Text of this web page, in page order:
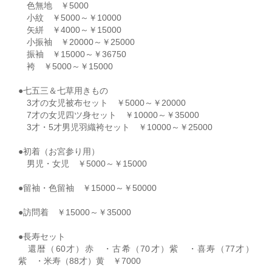
色無地 ￥5000
小紋 ￥5000～￥10000
矢絣 ￥4000～￥15000
小振袖 ￥20000～￥25000
振袖 ￥15000～￥36750
袴 ￥5000～￥15000
●七五三＆七草用きもの
3才の女児被布セット ￥5000～￥20000
7才の女児四ツ身セット ￥10000～￥35000
3才・5才男児羽織袴セット ￥10000～￥25000
●初着（お宮参り用）
男児・女児 ￥5000～￥15000
●留袖・色留袖 ￥15000～￥50000
●訪問着 ￥15000～￥35000
●長寿セット
還暦（60才）赤 ・古希（70才）紫 ・喜寿（77才）
紫 ・米寿（88才）黄 ￥7000